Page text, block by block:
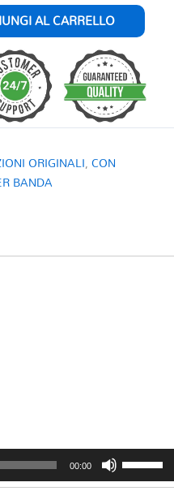
AL CARRELLO
ORIGINALI,CON
BANDA
00:00